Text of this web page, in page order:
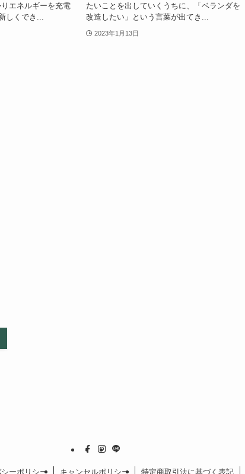
エネルギーを充電
しくでき...
たいことを出していくうちに、「ベランダを
改造したい」という言葉が出てき...
2023年1月13日
ーポリシー キャンセルポリシー 特定商取引法に基づく表記